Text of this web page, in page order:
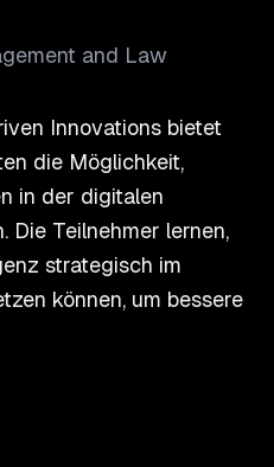
and Law
Innovations bietet
die Möglichkeit,
in der digitalen
Die Teilnehmer lernen,
strategisch im
können, um bessere